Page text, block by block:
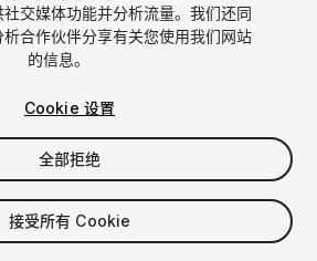
交媒体功能并分析流量。我们还同
合作伙伴分享有关您使用我们网站
的信息。
Cookie 设置
全部拒绝
接受所有 Cookie